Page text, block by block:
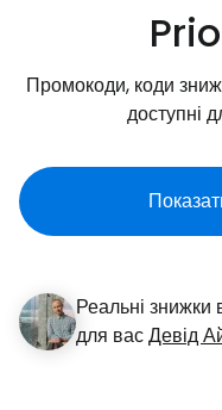
Промокоди, коди
доступні
Реальні знижки
для васДевід